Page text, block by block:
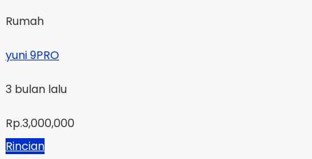
Rumah
yuni 9PRO
3 bulan lalu
Rp.3,000,000
Rincian